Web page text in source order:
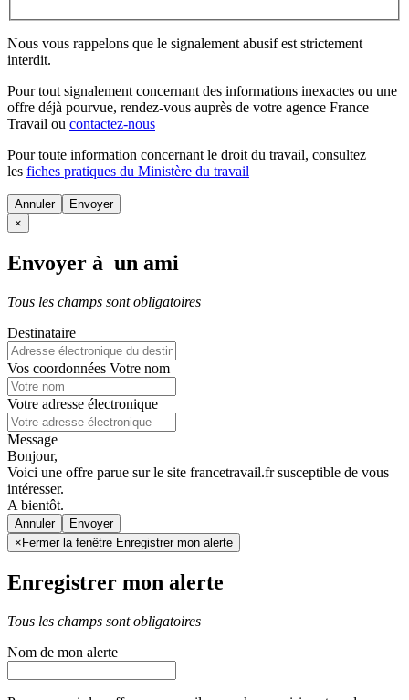
Nous vous rappelons que le signalement abusif est strictement
interdit.
Pour tout signalement concernant des informations inexactes ou une
offre déjà pourvue, rendez-vous auprès de votre agence France
Travail ou contactez-nous
Pour toute information concernant le droit du travail, consultez
les fiches pratiques du Ministère du travail
Annuler
×
Envoyer à un ami
Tous les champs sont obligatoires
Destinataire
Vos coordonnées Votre nom
Votre adresse électronique
Message
Bonjour,
Voici une offre parue sur le site francetravail.fr susceptible de vous
intéresser.
A bientôt.
Annuler
× Fermer la fenêtre Enregistrer mon alerte
Enregistrer mon alerte
Tous les champs sont obligatoires
Nom de mon alerte